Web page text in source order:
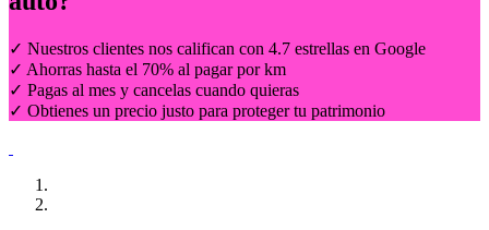
✓ Nuestros clientes nos califican con 4.7 estrellas en Google
✓ Ahorras hasta el 70% al pagar por km
✓ Pagas al mes y cancelas cuando quieras
✓ Obtienes un precio justo para proteger tu patrimonio